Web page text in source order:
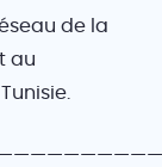
de la
au